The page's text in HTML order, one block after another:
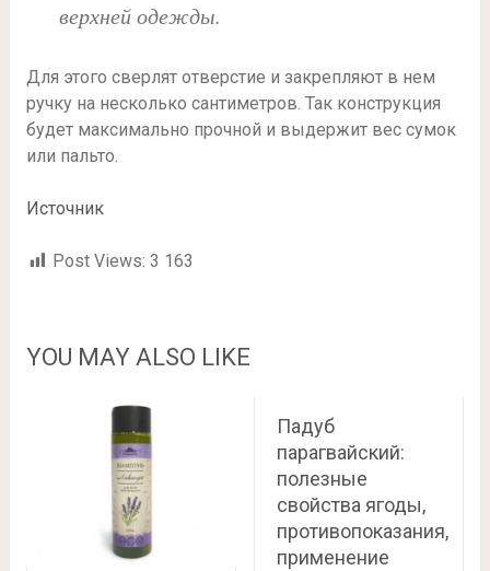
верхней одежды.
Для этого сверлят отверстие и закрепляют в нем
ручку на несколько сантиметров. Так конструкция
будет максимально прочной и выдержит вес сумок
или пальто.
Источник
Post Views: 3 163
YOU MAY ALSO LIKE
Падуб
парагвайский:
полезные
свойства ягоды,
противопоказания,
применение